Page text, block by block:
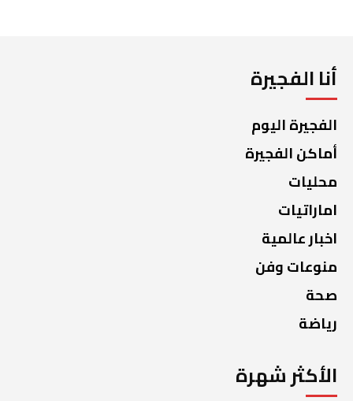
أنا الفجيرة
الفجيرة اليوم
أماكن الفجيرة
محليات
اماراتيات
اخبار عالمية
منوعات وفن
صحة
رياضة
الأكثر شهرة